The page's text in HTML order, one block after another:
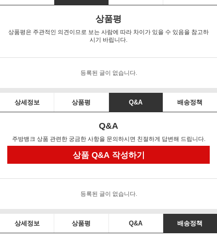
상품평
상품평은 주관적인 의견이므로 보는 사람에 따라 차이가 있을 수 있음을 참고하
시기 바립니다.
등록된 글이 없습니다.
상세정보 상품평 Q&A 배송정책
Q&A
주방뱅크 상품 관련한 궁금한 사항을 문의하시면 친절하게 답변해 드립니다.
상품 Q&A 작성하기
등록된 글이 없습니다.
상세정보 상품평 Q&A 배송정책